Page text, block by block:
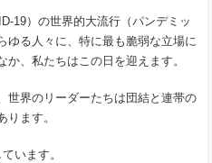
19）の世界的大流行（パンデミッ
ゆる人々に、特に最も脆弱な立場に
、私たちはこの日を迎えます。
世界のリーダーたちは団結と連帯の
ます。
います。